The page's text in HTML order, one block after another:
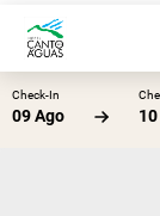
Check-In
09 Ago